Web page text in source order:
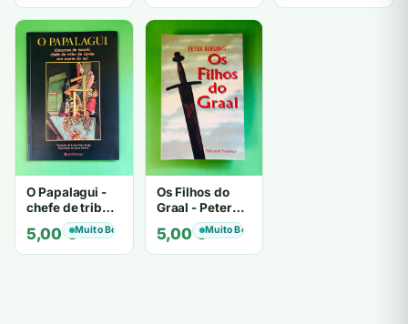
O Papalagui -
chefe de tribo
de tiavéa
5,00€Muito Bom
Os Filhos do
Graal - Peter
Berling
5,00€Muito Bom